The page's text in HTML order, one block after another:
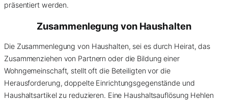
präsentiert werden.
Zusammenlegung von Haushalten
Die Zusammenlegung von Haushalten, sei es durch Heirat, das
Zusammenziehen von Partnern oder die Bildung einer
Wohngemeinschaft, stellt oft die Beteiligten vor die
Herausforderung, doppelte Einrichtungsgegenstände und
Haushaltsartikel zu reduzieren. Eine Haushaltsauflösung Hehlen